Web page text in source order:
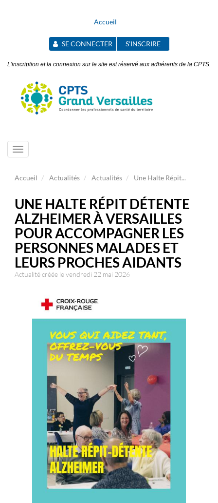
Accueil
SE CONNECTER S'INSCRIRE
L'inscription et la connexion sur le site est réservé aux adhérents de la CPTS.
Toggle
navigation
Accueil Actualités Actualités Une Halte Répit...
UNE HALTE RÉPIT DÉTENTE
ALZHEIMER À VERSAILLES
POUR ACCOMPAGNER LES
PERSONNES MALADES ET
LEURS PROCHES AIDANTS
Actualité créée le vendredi 22 mai 2026